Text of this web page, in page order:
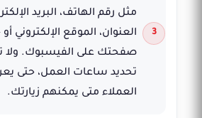
مثل رقم الهاتف، البريد
العنوان، الموقع الإلكتروني
صفحتك على الفيسبوك. ولا
تحديد ساعات العمل، حتى
العملاء متى يمكنهم زيارتك.